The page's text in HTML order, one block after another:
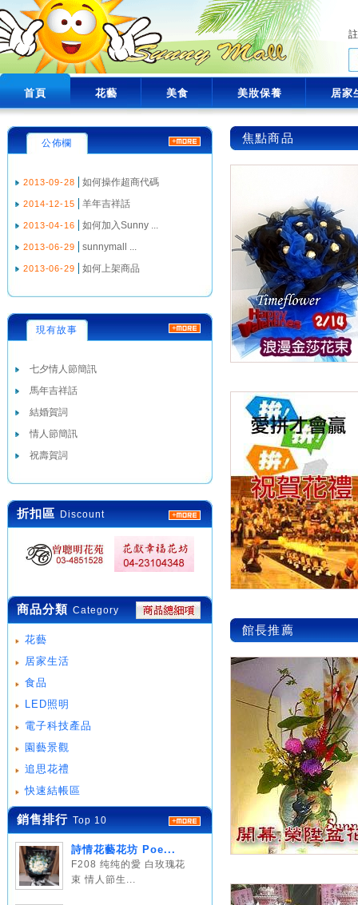
首頁 花藝 美食 美妝保養 居家
公佈欄
2013-09-28 如何操作超商代碼
2014-12-15 羊年吉祥話
2013-04-16 如何加入Sunny ...
2013-06-29 sunnymall ...
2013-06-29 如何上架商品
現有故事
七夕情人節簡訊
馬年吉祥話
結婚賀詞
情人節簡訊
祝壽賀詞
折扣區 Discount
商品分類 Category
花藝
居家生活
食品
LED照明
電子科技產品
園藝景觀
追思花禮
快速結帳區
銷售排行 Top 10
詩情花藝花坊 Poe...
F208 纯纯的愛 白玫瑰花
束 情人節生...
焦點商品
館長推薦